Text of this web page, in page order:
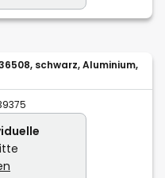
schwarz, Aluminium,